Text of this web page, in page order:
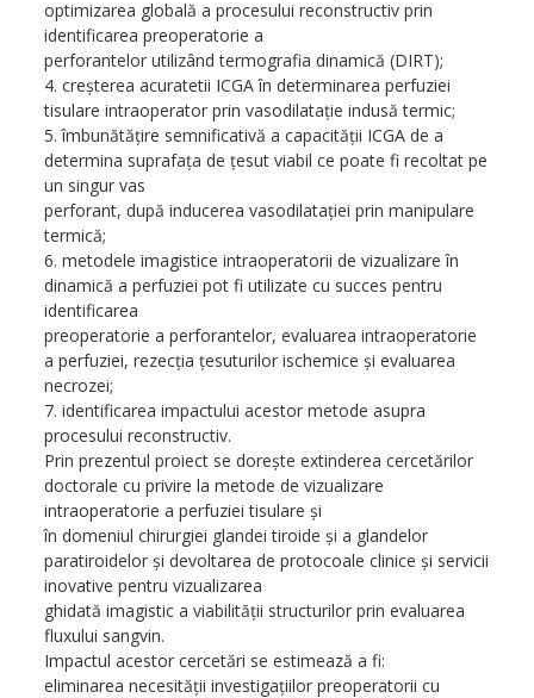
optimizarea globală a procesului reconstructiv prin
identificarea preoperatorie a
perforantelor utilizând termografia dinamică (DIRT);
4. creşterea acuratetii ICGA în determinarea perfuziei
tisulare intraoperator prin vasodilataţie indusă termic;
5. îmbunătăţire semnificativă a capacităţii ICGA de a
determina suprafaţa de ţesut viabil ce poate fi recoltat pe
un singur vas
perforant, după inducerea vasodilataţiei prin manipulare
termică;
6. metodele imagistice intraoperatorii de vizualizare în
dinamică a perfuziei pot fi utilizate cu succes pentru
identificarea
preoperatorie a perforantelor, evaluarea intraoperatorie
a perfuziei, rezecţia ţesuturilor ischemice şi evaluarea
necrozei;
7. identificarea impactului acestor metode asupra
procesului reconstructiv.
Prin prezentul proiect se doreşte extinderea cercetărilor
doctorale cu privire la metode de vizualizare
intraoperatorie a perfuziei tisulare şi
în domeniul chirurgiei glandei tiroide şi a glandelor
paratiroidelor şi devoltarea de protocoale clinice şi servicii
inovative pentru vizualizarea
ghidată imagistic a viabilităţii structurilor prin evaluarea
fluxului sangvin.
Impactul acestor cercetări se estimează a fi:
eliminarea necesităţii investigaţiilor preoperatorii cu